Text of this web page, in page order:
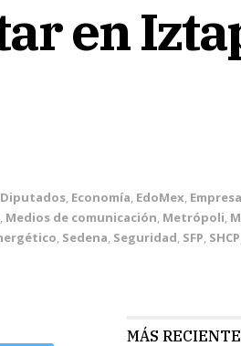
en
Diputados, Economía, EdoMex,
, Medios de comunicación, Metrópoli,
, Sedena, Seguridad, SFP, SHCP
MÁS RECIENTE